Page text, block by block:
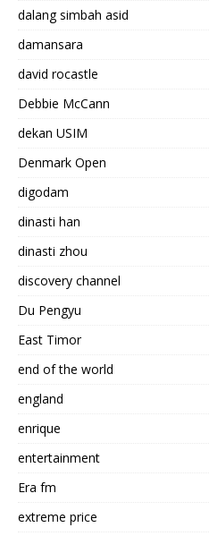
dalang simbah asid
damansara
david rocastle
Debbie McCann
dekan USIM
Denmark Open
digodam
dinasti han
dinasti zhou
discovery channel
Du Pengyu
East Timor
end of the world
england
enrique
entertainment
Era fm
extreme price